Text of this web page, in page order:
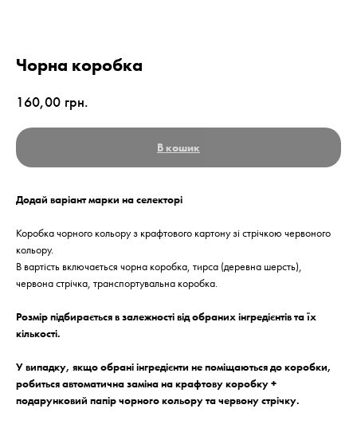
Чорна коробка
160,00 грн.
В кошик
Додай варіант марки на селекторі
Коробка чорного кольору з крафтового картону зі стрічкою червоного
кольору.
В вартість включається чорна коробка, тирса (деревна шерсть),
червона стрічка, транспортувальна коробка.
Розмір підбирається в залежності від обраних інгредієнтів та їх
кількості.
У випадку, якщо обрані інгредієнти не поміщаються до коробки,
робиться автоматична заміна на крафтову коробку +
подарунковий папір чорного кольору та червону стрічку.